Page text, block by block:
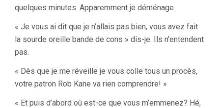
quelques minutes. Apparemment je déménage.
« Je vous ai dit que je n’allais pas bien, vous avez fait
la sourde oreille bande de cons » dis-je. Ils n’entendent
pas.
« Dès que je me réveille je vous colle tous un procès,
votre patron Rob Kane va rien comprendre! »
« Et puis d’abord où est-ce que vous m’emmenez? Hé,